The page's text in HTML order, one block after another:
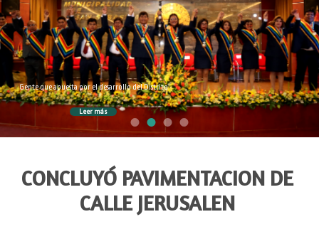
Gente que apuesta por el desarrollo del Distrito
Leer más
CONCLUYÓ PAVIMENTACION DE
CALLE JERUSALEN